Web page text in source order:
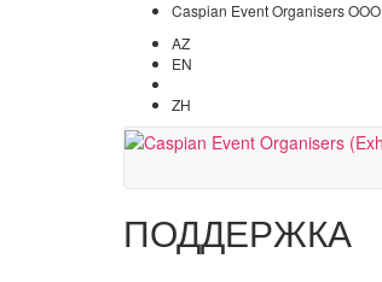
Caspian Event Organisers OOO
AZ
EN
ZH
ПОДДЕРЖКА